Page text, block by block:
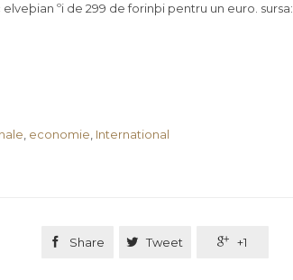
ºi de 299 de forinþi pentru un euro. sursa:
economie International
 Share  Tweet  +1